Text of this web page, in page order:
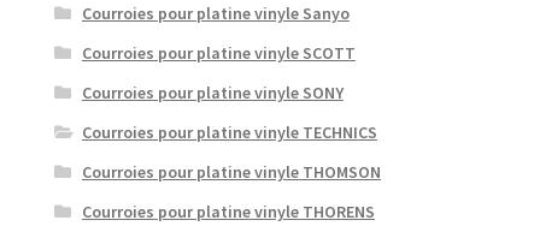
Courroies pour platine vinyle Sanyo
Courroies pour platine vinyle SCOTT
Courroies pour platine vinyle SONY
Courroies pour platine vinyle TECHNICS
Courroies pour platine vinyle THOMSON
Courroies pour platine vinyle THORENS